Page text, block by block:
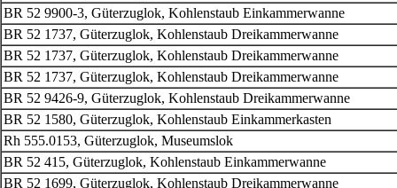
BR 52 9900-3, Güterzuglok, Kohlenstaub Einkammerwanne
BR 52 1737, Güterzuglok, Kohlenstaub Dreikammerwanne
BR 52 1737, Güterzuglok, Kohlenstaub Dreikammerwanne
BR 52 1737, Güterzuglok, Kohlenstaub Dreikammerwanne
BR 52 9426-9, Güterzuglok, Kohlenstaub Dreikammerwanne
BR 52 1580, Güterzuglok, Kohlenstaub Einkammerkasten
Rh 555.0153, Güterzuglok, Museumslok
BR 52 415, Güterzuglok, Kohlenstaub Einkammerwanne
BR 52 1699, Güterzuglok, Kohlenstaub Dreikammerwanne